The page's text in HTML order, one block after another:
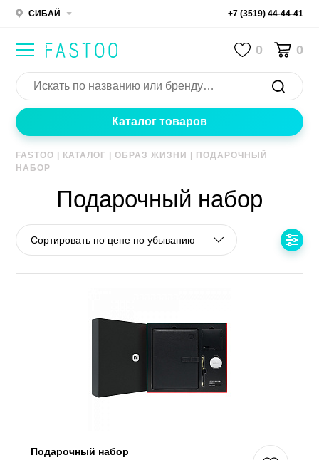
СИБАЙ +7 (3519) 44-44-41
0 0
Каталог товаров
FASTOO КАТАЛОГ |ОБРАЗ ЖИЗНИ
ПОДАРОЧНЫЙ
НАБОР
Подарочный набор
Сортировать по цене по убыванию
Подарочный набор